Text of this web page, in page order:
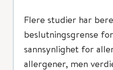
Flere studier har
beslutningsgrense
sannsynlighet for
allergener, men